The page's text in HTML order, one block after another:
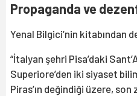
Propaganda ve
Yenal Bilgici’nin kitabından
“İtalyan şehri Pisa’daki
Superiore’den iki siyaset
Piras’ın değindiği üzere,